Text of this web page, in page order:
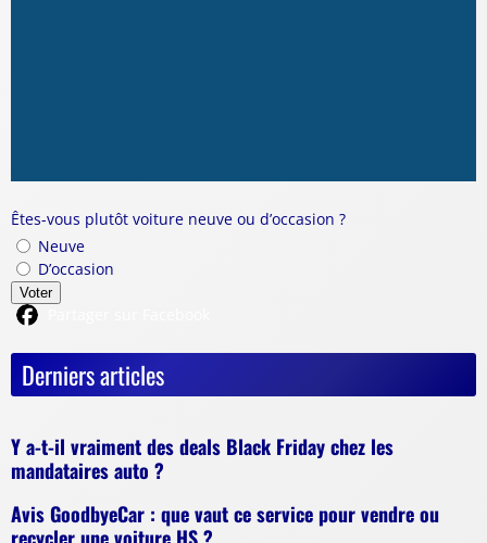
Êtes-vous plutôt voiture neuve ou d’occasion ?
Neuve
D’occasion
Voter
Derniers articles
Y a-t-il vraiment des deals Black Friday chez les
mandataires auto ?
Avis GoodbyeCar : que vaut ce service pour vendre ou
recycler une voiture HS ?